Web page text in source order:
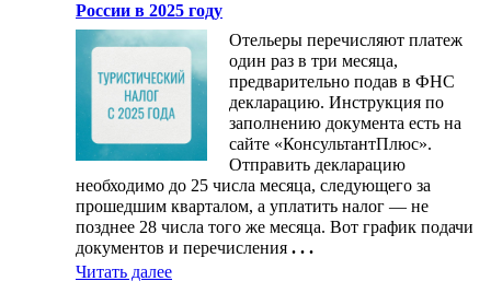
России в 2025 году
Отельеры перечисляют платеж
один раз в три месяца,
предварительно подав в ФНС
декларацию. Инструкция по
заполнению документа есть на
сайте «КонсультантПлюс».
Отправить декларацию
необходимо до 25 числа месяца, следующего за
прошедшим кварталом, а уплатить налог — не
позднее 28 числа того же месяца. Вот график подачи
документов и перечисления . . .
Читать далее